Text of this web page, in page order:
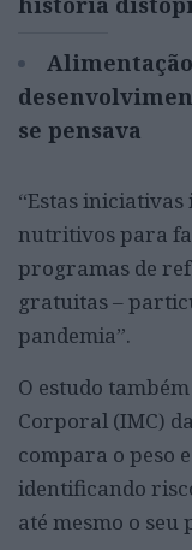
se pensava
“Estas
nutritivos para
programas de
gratuitas –
pandemia”.
O estudo
Corporal (IMC)
compara o peso
identificando
até mesmo o seu